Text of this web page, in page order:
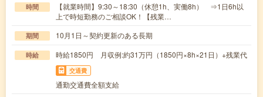
時間
【就業時間】9:30～18:30（休憩1h、実働8h） ⇒1日6h以
上で時短勤務のご相談OK！【残業…
期間 10月1日～契約更新のある長期
時給 時給1850円 月収例:約31万円（1850円×8h×21日）+残業代
交通費
通勤交通費全額支給